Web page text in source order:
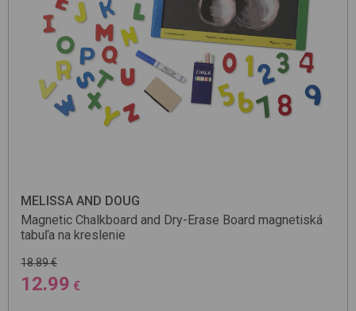
MELISSA AND DOUG
Magnetic Chalkboard and Dry-Erase Board magnetiská
tabuľa na kreslenie
18.89 €
12.99 €